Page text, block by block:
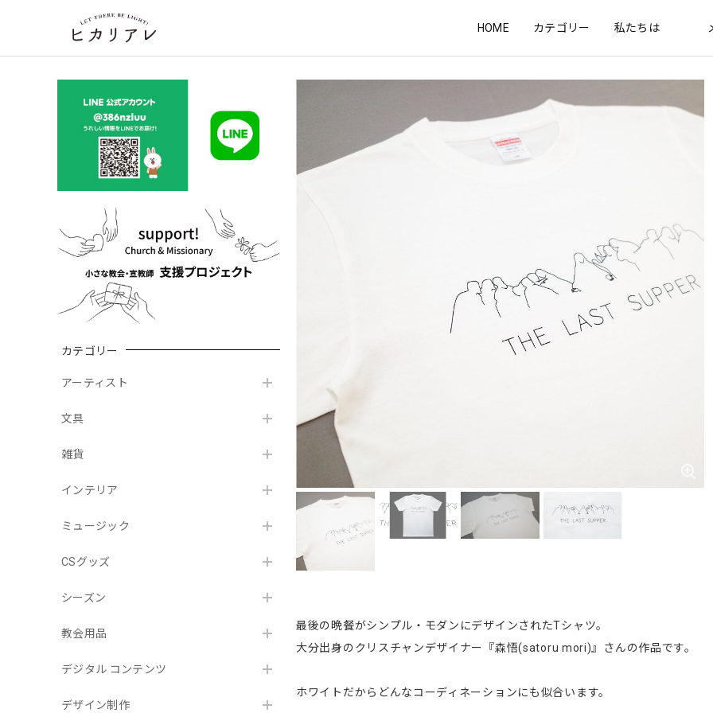
HOME カテゴリー 私たちは
カテゴリー
アーティスト
文具
雑貨
インテリア
ミュージック
CSグッズ
シーズン
教会用品
デジタル コンテンツ
デザイン制作
最後の晩餐がシンプル・モダンにデザインされたTシャツ。
大分出身のクリスチャンデザイナー『森悟(satoru mori)』さんの作品です。
ホワイトだからどんなコーディネーションにも似合います。